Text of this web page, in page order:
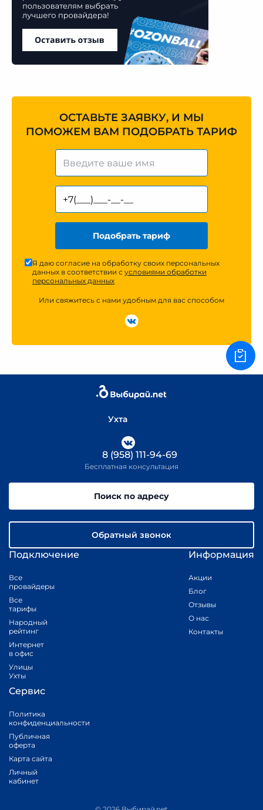
ОСТАВЬТЕ ЗАЯВКУ, И МЫ
ПОМОЖЕМ ВАМ ПОДОБРАТЬ ТАРИФ
Подобрать тариф
Я даю согласие на обработку своих персональных
данных в соответствии с условиями обработки
персональных данных
Или свяжитесь с нами удобным для вас способом
Ухта
Подключение
Все
провайдеры
Все
тарифы
Народный
рейтинг
Интернет
в офис
Улицы
Ухты
Информация
Акции
Блог
Отзывы
О нас
Контакты
Сервис
Политика
конфиденциальности
Публичная
оферта
Карта сайта
Личный
кабинет
8 (958) 111-94-69
Бесплатная консультация
Поиск по адресу
Обратный звонок